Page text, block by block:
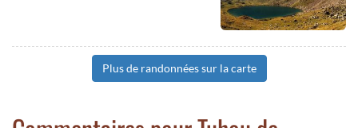
Plus de randonnées sur la carte